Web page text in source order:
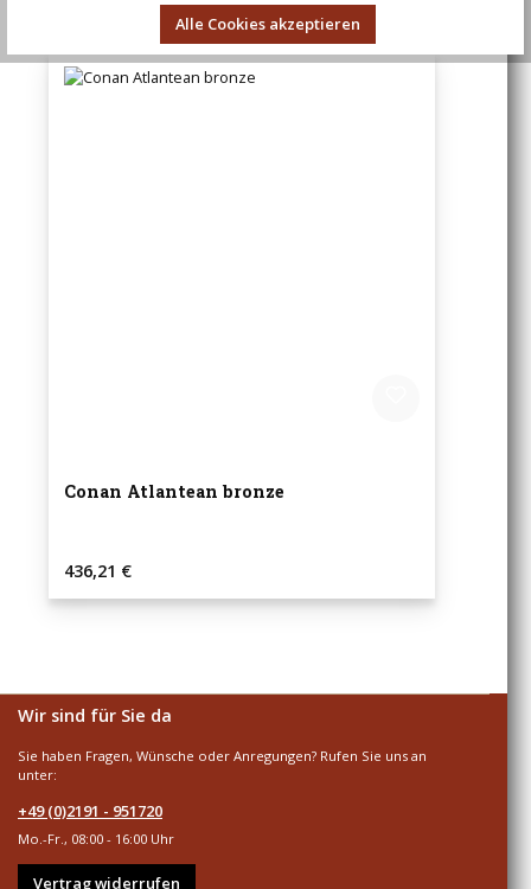
Conan Atlantean bronze
Regulärer Preis:
436,21 €
Wir sind für Sie da
Sie haben Fragen, Wünsche oder Anregungen? Rufen Sie uns an
unter:
+49 (0)2191 - 951720
Mo.-Fr., 08:00 - 16:00 Uhr
Vertrag widerrufen
Alle Cookies akzeptieren